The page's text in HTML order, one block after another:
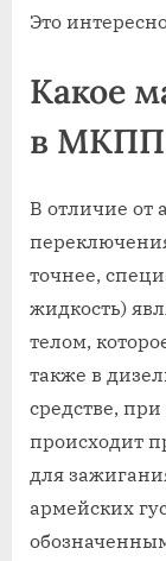
Это
Какое
в МКПП
В отличие от
точнее,
жидкость)
телом,
также в
средстве,
происходит
для
армейских